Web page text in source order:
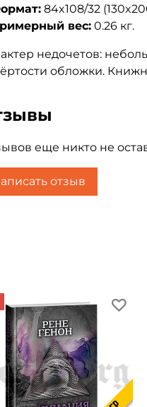
84x108/32
вес: 0.26 кг.
недочетов:
обложки.
еще никто не
отзыв